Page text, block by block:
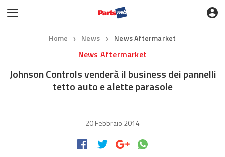
Home ❯ News ❯ News Aftermarket
News Aftermarket
Johnson Controls venderà il business dei pannelli
tetto auto e alette parasole
20 Febbraio 2014